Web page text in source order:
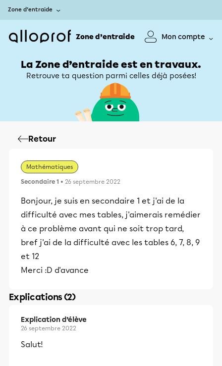
Zone d’entraide
Zone d’entraide Mon compte
La Zone d’entraide est en travaux.
Retrouve ta question parmi celles déjà posées!
Retour
Mathématiques
Secondaire 1 • 26 septembre 2022
Bonjour, je suis en secondaire 1 et j'ai de la
difficulté avec mes tables, j'aimerais remédier
à ce problème avant qui ne soit trop tard,
bref j'ai de la difficulté avec les tables 6, 7, 8, 9
et 12
Merci :D d'avance
Explications (2)
Explication d’élève
26 septembre 2022
Salut!